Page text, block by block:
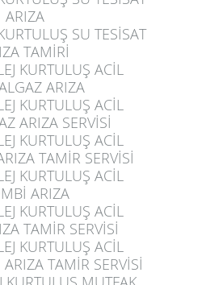
ARIZA
SU TESİSAT
TAMİRİ
KURTULUŞ ACİL
ARIZA
KURTULUŞ ACİL
ARIZA SERVİSİ
KURTULUŞ ACİL
TAMİR SERVİSİ
KURTULUŞ ACİL
ARIZA
KURTULUŞ ACİL
TAMİR SERVİSİ
KURTULUŞ ACİL
TAMİR SERVİSİ